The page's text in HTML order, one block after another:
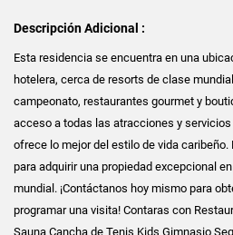
Descripción Adicional :
Esta residencia se encuentra en una
hotelera, cerca de resorts de clase
campeonato, restaurantes gourmet y
acceso a todas las atracciones y servicios
ofrece lo mejor del estilo de vida
para adquirir una propiedad excepcional
mundial. ¡Contáctanos hoy mismo para
programar una visita! Contaras con
Sauna Cancha de Tenis Kids Gimnasio